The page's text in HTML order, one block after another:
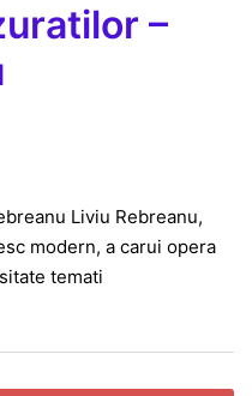
–
Liviu Rebreanu,
modern, a carui opera
temati